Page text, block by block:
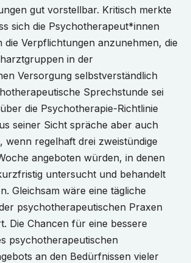
gut vorstellbar. Kritisch merkte
sich die Psychotherapeut*innen
die Verpflichtungen anzunehmen, die
in der
Versorgung selbstverständlich
Sprechstunde sei
die Psychotherapie-Richtlinie
seiner Sicht spräche aber auch
wenn regelhaft drei zweistündige
angeboten würden, in denen
untersucht und behandelt
Gleichsam wäre eine tägliche
psychotherapeutischen Praxen
Die Chancen für eine bessere
psychotherapeutischen
an den Bedürfnissen vieler